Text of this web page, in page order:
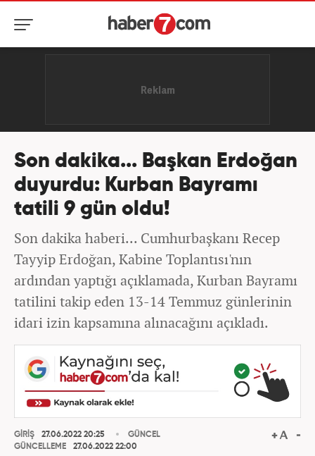
Son dakika... Başkan Erdoğan
duyurdu: Kurban Bayramı
tatili 9 gün oldu!
Son dakika haberi... Cumhurbaşkanı Recep
Tayyip Erdoğan, Kabine Toplantısı'nın
ardından yaptığı açıklamada, Kurban Bayramı
tatilini takip eden 13-14 Temmuz günlerinin
idari izin kapsamına alınacağını açıkladı.
GİRİŞ
27.06.2022 20:25
GÜNCELLEME
27.06.2022 22:00
GÜNCEL